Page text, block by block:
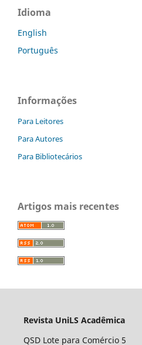
Idioma
English
Português
Informações
Para Leitores
Para Autores
Para Bibliotecários
Artigos mais recentes
Revista UniLS Acadêmica
QSD Lote para Comércio 5